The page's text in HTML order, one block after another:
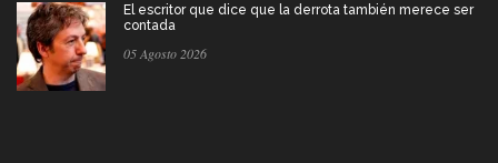
El escritor que dice que la derrota también merece ser
contada
05 Agosto 2026